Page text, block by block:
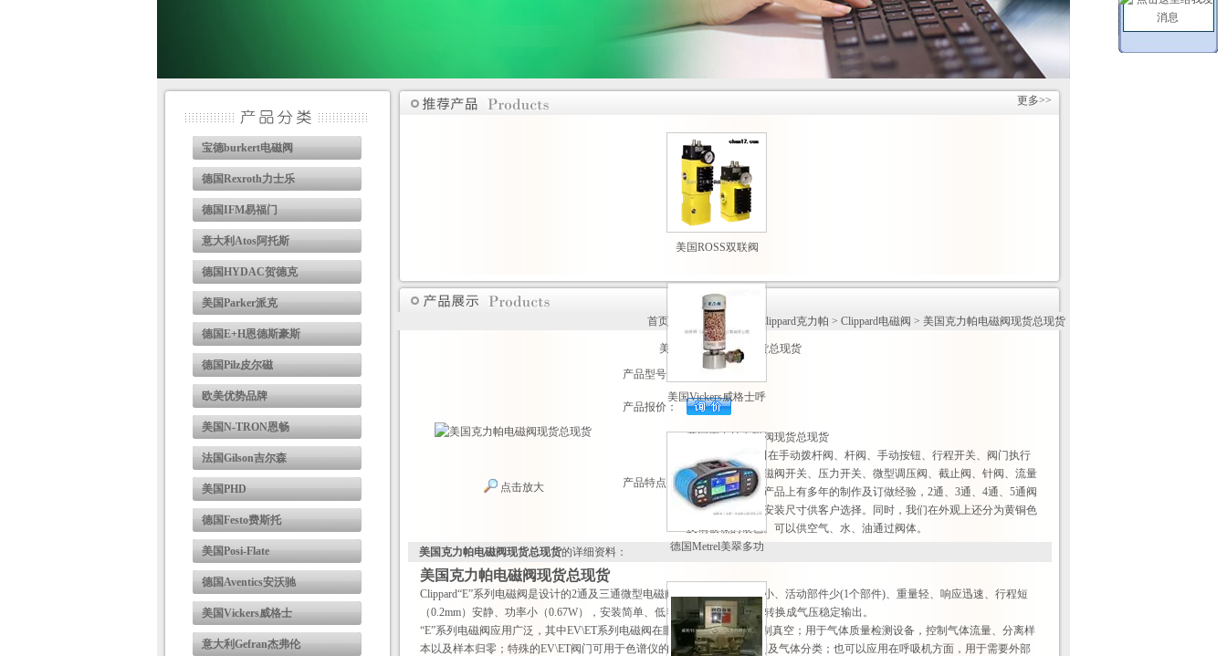
宝德burkert电磁阀
德国Rexroth力士乐
德国IFM易福门
意大利Atos阿托斯
德国HYDAC贺德克
美国Parker派克
德国E+H恩德斯豪斯
德国Pilz皮尔磁
欧美优势品牌
美国N-TRON恩畅
法国Gilson吉尔森
美国PHD
德国Festo费斯托
美国Posi-Flate
德国Aventics安沃驰
美国Vickers威格士
意大利Gefran杰弗伦
更多>>
美国ROSS双联阀
卖
美国Vickers威格士呼
吸过滤器现货供应
德国Metrel美翠多功
口
首页 产品展示> 美国Clippard克力帕 > Clippard电磁阀 > 美国克力帕电磁阀现货总现货
美国克力帕电磁阀现货总现货
点击放大
产品型号：
产品报价：
产品特点：
美国克力帕电磁阀现货总现货
美国Clippard公司在手动拨杆阀、杆阀、手动按钮、行程开关、阀门执行
器、指示器、电磁阀开关、压力开关、微型调压阀、截止阀、针阀、流量
控制阀、梭阀等产品上有多年的制作及订做经验，2通、3通、4通、5通阀
门有多种规格、安装尺寸供客户选择。同时，我们在外观上还分为黄铜色
及铜镀镍的银色。可以供空气、水、油通过阀体。
美国克力帕电磁阀现货总现货的详细资料：
美国克力帕电磁阀现货总现货
Clippard“E”系列电磁阀是设计的2通及三通微型电磁阀。该系列阀门体积小、活动部件少(1个部件)、重量轻、响应迅速、行程短
（0.2mm）安静、功率小（0.67W），安装简单、低电压的驱动信号可以转换成气压稳定输出。
“E”系列电磁阀应用广泛，其中EV\ET系列电磁阀在眼科手术中应用于控制真空；用于气体质量检测设备，控制气体流量、分离样
本以及样本归零；特殊的EV\ET阀门可用于色谱仪的气体选别、流体控制及气体分类；也可以应用在呼吸机方面，用于需要外部